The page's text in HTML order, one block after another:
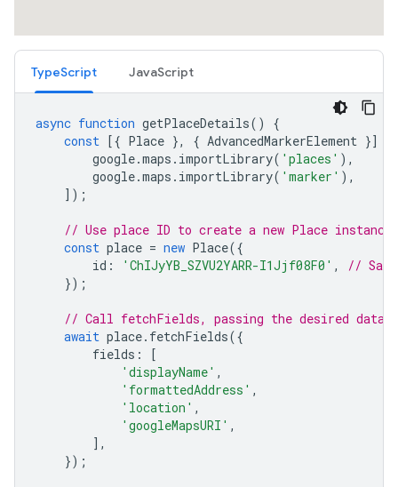
TypeScript JavaScript
async function getPlaceDetails()
{
const [{ Place }, { AdvancedMarkerElement }]
google.maps . importLibrary( 'places' ),
google.maps . importLibrary( 'marker' ),
]);
// Use place ID to create a new Place instance.
const place = new Place({
id : 'ChIJyYB_SZVU2YARR-I1Jjf08F0' ,
// San
});
// Call fetchFields, passing the desired data
await place. fetchFields({
fields :
[
'displayName' ,
'formattedAddress' ,
'location' ,
'googleMapsURI' ,
],
});